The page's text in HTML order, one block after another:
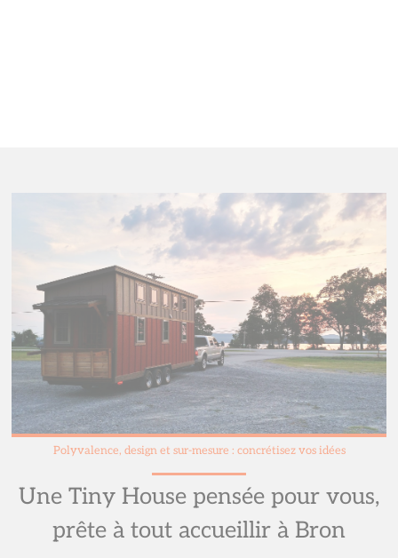
Polyvalence, design et sur-mesure : concrétisez vos idées
Une Tiny House pensée pour vous,
prête à tout accueillir à Bron